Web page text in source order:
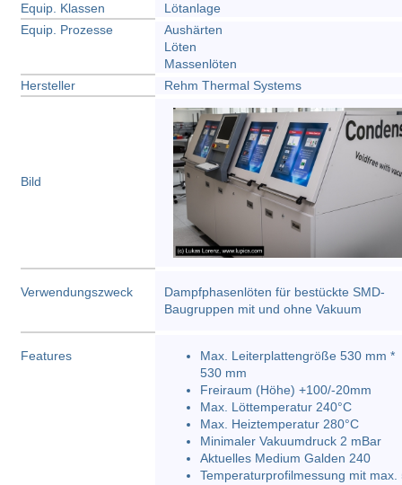
Equip. Klassen
Lötanlage
Equip. Prozesse
Aushärten
Löten
Massenlöten
Hersteller
Rehm Thermal Systems
Bild
Verwendungszweck
Dampfphasenlöten für bestückte SMD-
Baugruppen mit und ohne Vakuum
Features
Max. Leiterplattengröße 530 mm *
530 mm
Freiraum (Höhe) +100/-20mm
Max. Löttemperatur 240°C
Max. Heiztemperatur 280°C
Minimaler Vakuumdruck 2 mBar
Aktuelles Medium Galden 240
Temperaturprofilmessung mit max.